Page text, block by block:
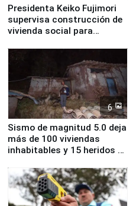
Presidenta Keiko Fujimori
supervisa construcción de
vivienda social para
6
Sismo de magnitud 5.0 deja
más de 100 viviendas
inhabitables y 15 heridos en